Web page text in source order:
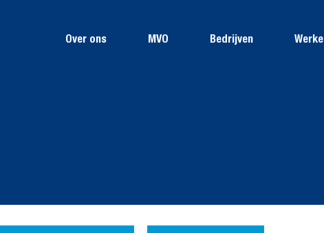
Over ons MVO Bedrijven